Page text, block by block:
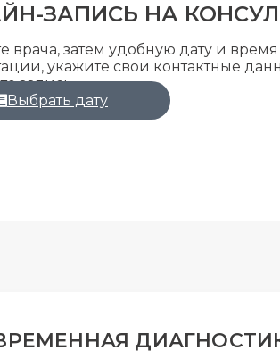
ЗАПИСЬ НА
врача, затем удобную дату и время
укажите свои контактные
запись.
Выбрать дату